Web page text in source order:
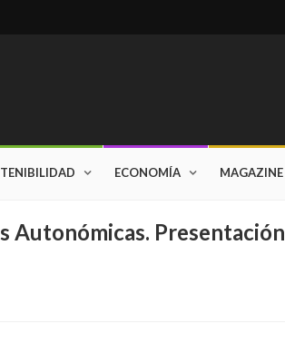
ECONOMÍA MAGAZINE
Autonómicas. Presentación